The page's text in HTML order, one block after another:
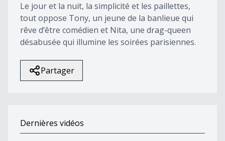
Le jour et la nuit, la simplicité et les paillettes,
tout oppose Tony, un jeune de la banlieue qui
rêve d’être comédien et Nita, une drag-queen
désabusée qui illumine les soirées parisiennes.
Partager
Dernières vidéos